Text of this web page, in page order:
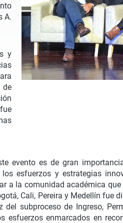
A.
y
de
evento es de gran
esfuerzos y estrategias
a la comunidad académica
Cali, Pereira y Medellín fue
subproceso de Ingreso,
esfuerzos enmarcados en